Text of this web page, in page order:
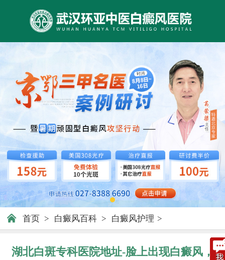
首页 > 白癜风百科 > 白癜风护理 >
湖北白斑专科医院地址-脸上出现白癜风，